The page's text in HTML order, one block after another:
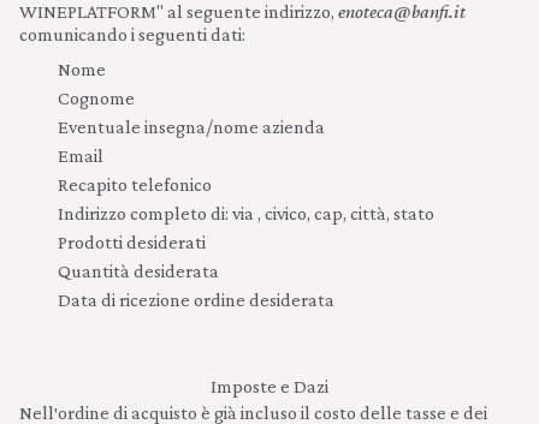
WINEPLATFORM" al seguente indirizzo, enoteca@banfi.it
comunicando i seguenti dati:
Nome
Cognome
Eventuale insegna/nome azienda
Email
Recapito telefonico
Indirizzo completo di: via , civico, cap, città, stato
Prodotti desiderati
Quantità desiderata
Data di ricezione ordine desiderata
Imposte e Dazi
Nell′ordine di acquisto è già incluso il costo delle tasse e dei